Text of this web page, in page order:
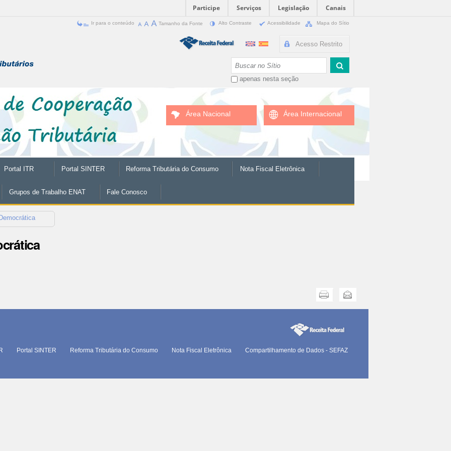
Participe Serviços Legislação
Canais
Ir para o conteúdo Tamanho da Fonte Alto Contraste Acessibilidade Mapa do Sítio
Acesso Restrito
apenas nesta seção
Área Nacional Área Internacional
Portal ITR Portal SINTER Reforma Tributária do Consumo Nota Fiscal Eletrônica
Grupos de Trabalho ENAT Fale Conosco
Enviar
Portal SINTER Reforma Tributária do Consumo Nota Fiscal Eletrônica
Compartilhamento de Dados - SEFAZ